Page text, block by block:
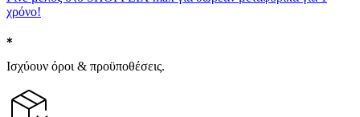
χρόνο!
Ισχύουν όροι & προϋποθέσεις.